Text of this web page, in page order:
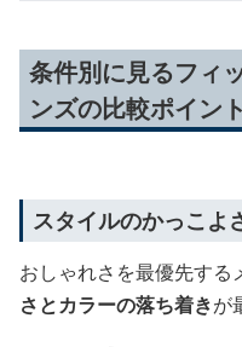
条件別に見るフィ
ンズの比較ポイント
スタイルのかっこよ
おしゃれさを最優先する
さとカラーの落ち着きが